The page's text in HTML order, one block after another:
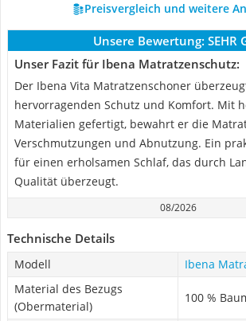
Preisvergleich und weitere
Unsere Bewertung: SEHR
Unser Fazit für Ibena Matratzenschutz:
Der Ibena Vita Matratzenschoner
hervorragenden Schutz und Komfort. Mit
Materialien gefertigt, bewahrt er die
Verschmutzungen und Abnutzung. Ein
für einen erholsamen Schlaf, das durch
Qualität überzeugt.
08/2026
Technische Details
Modell
Ibena
Material des Bezugs
(Obermaterial)
100 %